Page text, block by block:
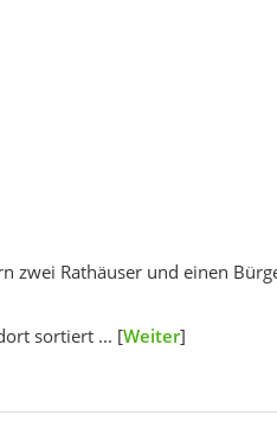
zwei Rathäuser und einen
sortiert ... [Weiter]